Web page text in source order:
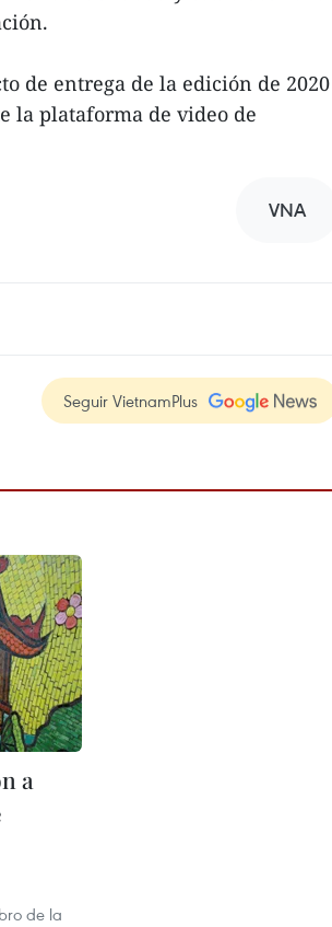
de entrega de la edición de 2020
la plataforma de video de
VNA
Seguir VietnamPlus
a
de la